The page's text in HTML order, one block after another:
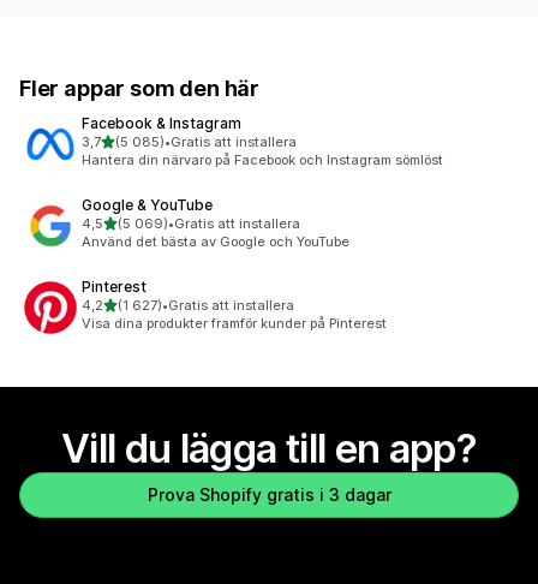
Fler appar som den här
Facebook & Instagram
3,7av 5 stjärnor
(5 085)
5085 recensioner totalt
•Gratis att installera
Hantera din närvaro på Facebook och Instagram sömlöst
Google & YouTube
4,5av 5 stjärnor
(5 069)
5069 recensioner totalt
•Gratis att installera
Använd det bästa av Google och YouTube
Pinterest
4,2av 5 stjärnor
(1 627)
1627 recensioner totalt
•Gratis att installera
Visa dina produkter framför kunder på Pinterest
Vill du lägga till en app?
Prova Shopify gratis i 3 dagar